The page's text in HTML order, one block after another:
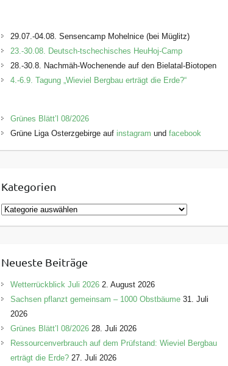
29.07.-04.08. Sensencamp Mohelnice (bei Müglitz)
23.-30.08. Deutsch-tschechisches HeuHoj-Camp
28.-30.8. Nachmäh-Wochenende auf den Bielatal-Biotopen
4.-6.9. Tagung „Wieviel Bergbau erträgt die Erde?“
Grünes Blätt’l 08/2026
Grüne Liga Osterzgebirge auf instagram und facebook
Kategorien
K
a
g
o
r
e
n
Neueste Beiträge
Wetterrückblick Juli 2026 2. August 2026
Sachsen pflanzt gemeinsam – 1000 Obstbäume 31. Juli
2026
Grünes Blätt’l 08/2026 28. Juli 2026
Ressourcenverbrauch auf dem Prüfstand: Wieviel Bergbau
erträgt die Erde? 27. Juli 2026